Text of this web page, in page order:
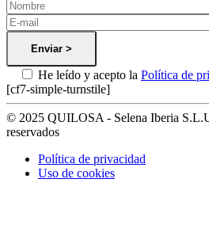
He leído y acepto la Política de
[cf7-simple-turnstile]
© 2025 QUILOSA - Selena Iberia
reservados
Política de privacidad
Uso de cookies